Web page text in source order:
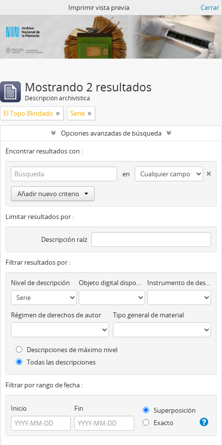
Imprimir vista previa Cerrar
Mostrando 2 resultados
Descripción archivística
El Topo Blindado Serie
Opciones avanzadas de búsqueda
Encontrar resultados con :
en
Añadir nuevo criterio
Limitar resultados por :
Descripción raíz
Filtrar resultados por :
Nivel de descripción Objeto digital disponibles Instrumento de descripción
Régimen de derechos de autor Tipo general de material
Descripciones de máximo nivel
Todas las descripciones
Filtrar por rango de fecha :
Inicio Fin
Superposición
Exacto